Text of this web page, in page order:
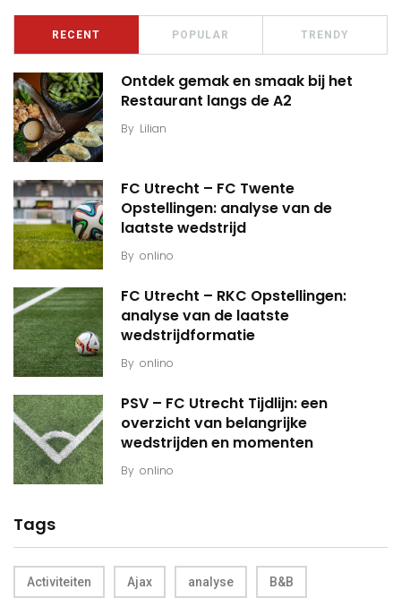
RECENT POPULAR TRENDY
Ontdek gemak en smaak bij het
Restaurant langs de A2
By Lilian
FC Utrecht – FC Twente
Opstellingen: analyse van de
laatste wedstrijd
By onlino
FC Utrecht – RKC Opstellingen:
analyse van de laatste
wedstrijdformatie
By onlino
PSV – FC Utrecht Tijdlijn: een
overzicht van belangrijke
wedstrijden en momenten
By onlino
Tags
Activiteiten Ajax analyse B&B